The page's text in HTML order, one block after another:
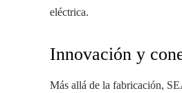
eléctrica.
Innovación y
Más allá de la fabricación,